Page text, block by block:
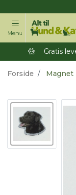
Menu
Gratis
Forside Magnet